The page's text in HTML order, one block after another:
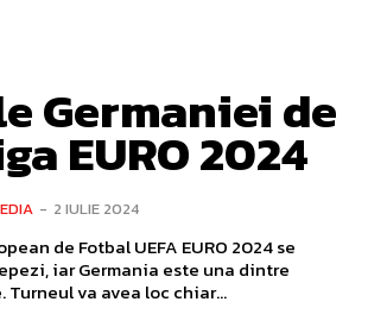
Germaniei de
EURO 2024
- 2 IULIE 2024
de Fotbal UEFA EURO 2024 se
iar Germania este una dintre
va avea loc chiar...